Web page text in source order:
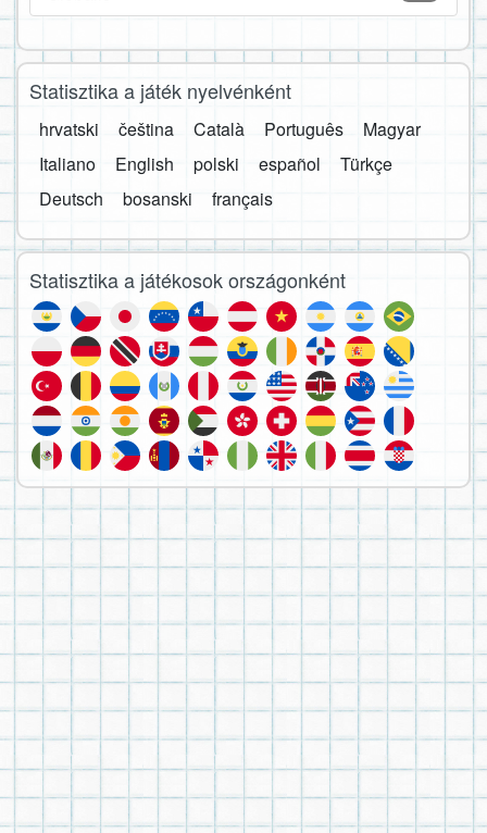
Statisztika a játék nyelvénként
hrvatski čeština Català Português
Magyar
Italiano
English polski español
Türkçe
Deutsch
bosanski français
Statisztika a játékosok országonként